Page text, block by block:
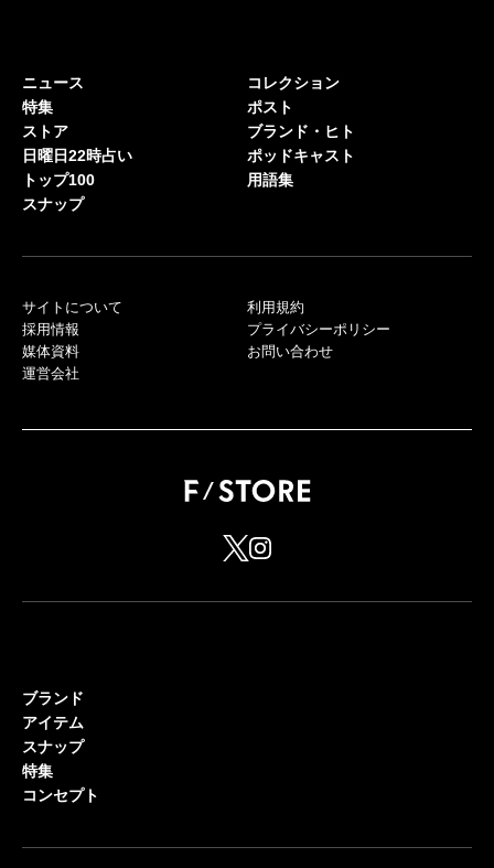
ニュース
特集
ストア
日曜日22時占い
トップ100
スナップ
コレクション
ポスト
ブランド・ヒト
ポッドキャスト
用語集
サイトについて
採用情報
媒体資料
運営会社
利用規約
プライバシーポリシー
お問い合わせ
ブランド
アイテム
スナップ
特集
コンセプト